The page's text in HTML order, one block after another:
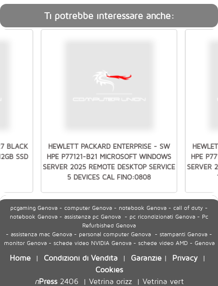
Ti potrebbe interessare anche:
BLACK
SSD
HEWLETT PACKARD ENTERPRISE - SW
HPE P77121-B21 MICROSOFT WINDOWS
SERVER 2025 REMOTE DESKTOP SERVICE
5 DEVICES CAL FINO:0808
HPE
SERVER
pcgaming Genova - computer Genova - notebook Genova - call of duty -
notebook Genova - assistenza pc Genova - pc ricondizionati Genova - Pc
Refurbished Genova
- assistenza mac Genova - personal computer Genova - stampanti Genova -
monitor Genova - schede video NVIDIA Genova - schede video AMD - Genova
Home | Condizioni di Vendita | Garanzie | Privacy|
Cookies
nPress2406| Vetrina orizz| Vetrina vert